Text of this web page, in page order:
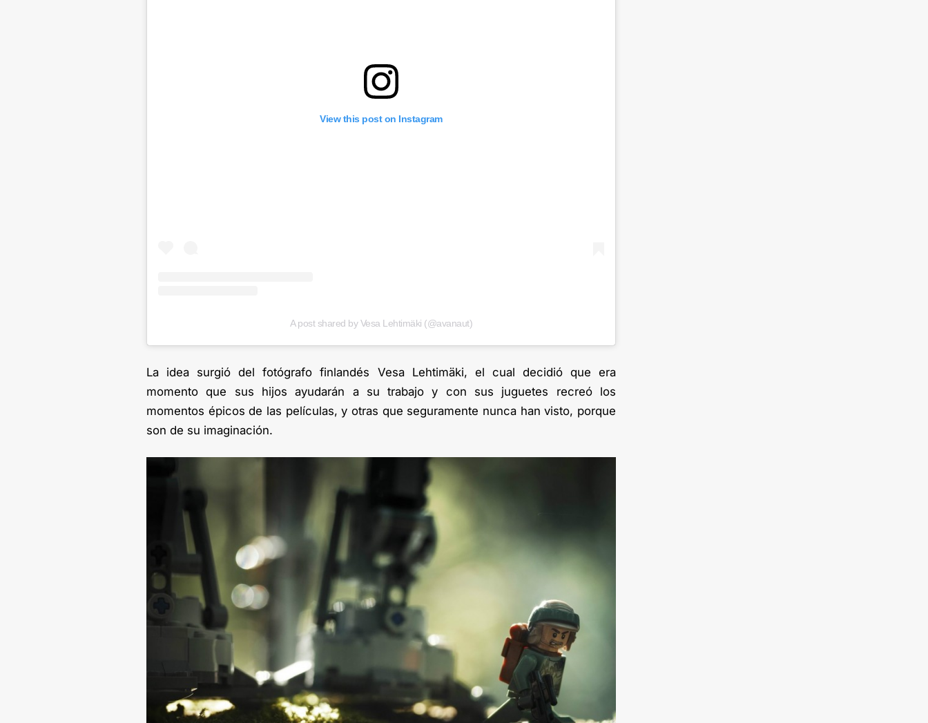
View this post on Instagram
A post shared by Vesa Lehtimäki (@avanaut)
La idea surgió del fotógrafo finlandés Vesa Lehtimäki, el cual decidió que era
momento que sus hijos ayudarán a su trabajo y con sus juguetes recreó los
momentos épicos de las películas, y otras que seguramente nunca han visto, porque
son de su imaginación.